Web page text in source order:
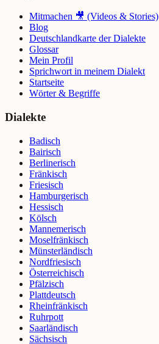
Mitmachen 🎥 (Videos & Stories)
Blog
Deutschlandkarte der Dialekte
Glossar
Mein Profil
Sprichwort in meinem Dialekt
Startseite
Wörter & Begriffe
Dialekte
Badisch
Bairisch
Berlinerisch
Fränkisch
Friesisch
Hamburgerisch
Hessisch
Kölsch
Mannemerisch
Moselfränkisch
Münsterländisch
Nordfriesisch
Österreichisch
Pfälzisch
Plattdeutsch
Rheinfränkisch
Ruhrpott
Saarländisch
Sächsisch